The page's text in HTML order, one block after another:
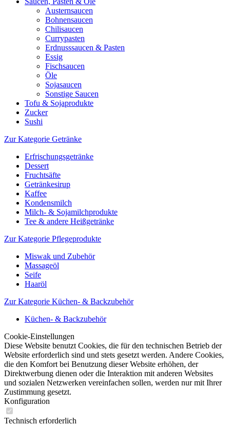
Austernsaucen
Bohnensaucen
Chilisaucen
Currypasten
Erdnusssaucen & Pasten
Essig
Fischsaucen
Öle
Sojasaucen
Sonstige Saucen
Tofu & Sojaprodukte
Zucker
Sushi
Zur Kategorie Getränke
Erfrischungsgetränke
Dessert
Fruchtsäfte
Getränkesirup
Kaffee
Kondensmilch
Milch- & Sojamilchprodukte
Tee & andere Heißgetränke
Zur Kategorie Pflegeprodukte
Miswak und Zubehör
Massageöl
Seife
Haaröl
Zur Kategorie Küchen- & Backzubehör
Küchen- & Backzubehör
Cookie-Einstellungen
Diese Website benutzt Cookies, die für den technischen Betrieb der
Website erforderlich sind und stets gesetzt werden. Andere Cookies,
die den Komfort bei Benutzung dieser Website erhöhen, der
Direktwerbung dienen oder die Interaktion mit anderen Websites
und sozialen Netzwerken vereinfachen sollen, werden nur mit Ihrer
Zustimmung gesetzt.
Konfiguration
Technisch erforderlich